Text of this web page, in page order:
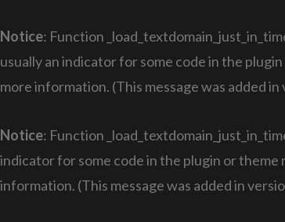
Notice: Function
usually an indicator for some code in the
more information. (This message was added in
Notice: Function
indicator for some code in the plugin or
information. (This message was added in